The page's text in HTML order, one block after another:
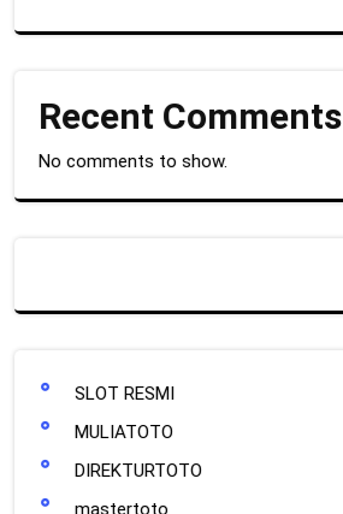
Recent Comments
No comments to show.
SLOT RESMI
MULIATOTO
DIREKTURTOTO
mastertoto